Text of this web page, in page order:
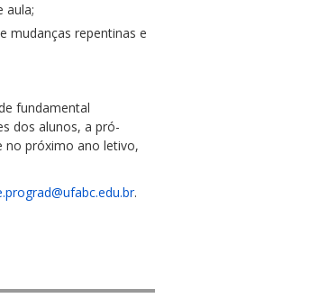
aula;
mudanças repentinas e
fundamental
dos alunos, a pró-
no próximo ano letivo,
.